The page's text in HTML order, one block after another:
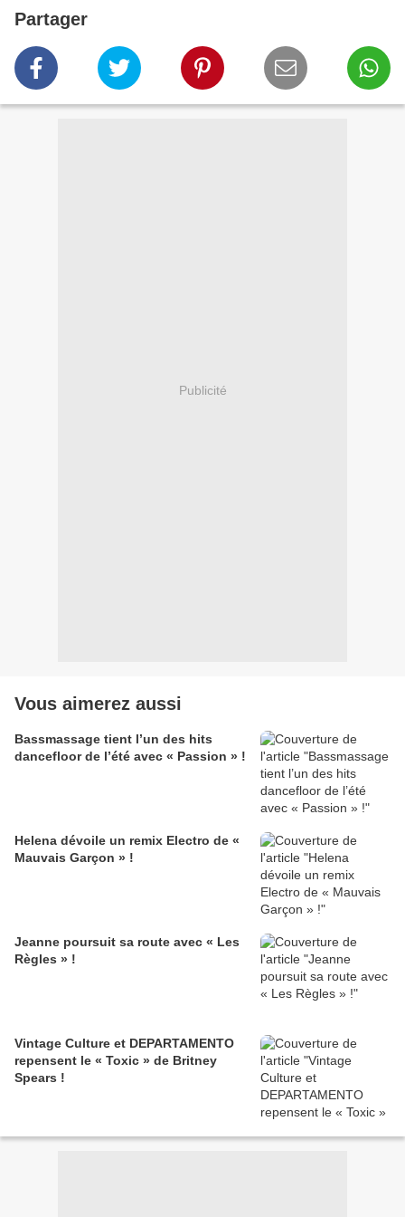
Partager
Publicité
Vous aimerez aussi
Bassmassage tient l’un des hits
dancefloor de l’été avec « Passion » !
Helena dévoile un remix Electro de «
Mauvais Garçon » !
Jeanne poursuit sa route avec « Les
Règles » !
Vintage Culture et DEPARTAMENTO
repensent le « Toxic » de Britney
Spears !